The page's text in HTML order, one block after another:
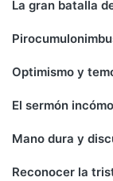
La gran batalla
Optimismo y
El sermón
Mano dura y
Reconocer la